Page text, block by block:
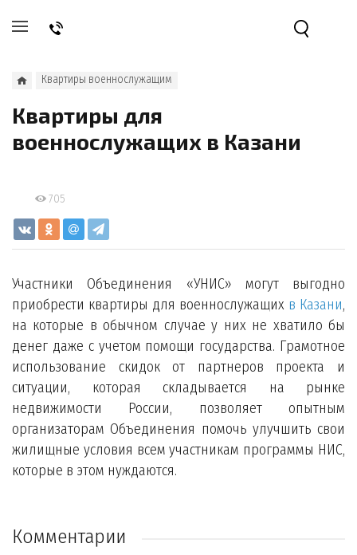
Квартиры военнослужащим
Квартиры для
военнослужащих в Казани
705
Участники Объединения «УНИС» могут выгодно
приобрести квартиры для военнослужащих в Казани,
на которые в обычном случае у них не хватило бы
денег даже с учетом помощи государства. Грамотное
использование скидок от партнеров проекта и
ситуации, которая складывается на рынке
недвижимости России, позволяет опытным
организаторам Объединения помочь улучшить свои
жилищные условия всем участникам программы НИС,
которые в этом нуждаются.
Комментарии